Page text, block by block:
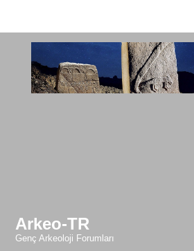
Arkeo-TR
Genç Arkeoloji Forumları